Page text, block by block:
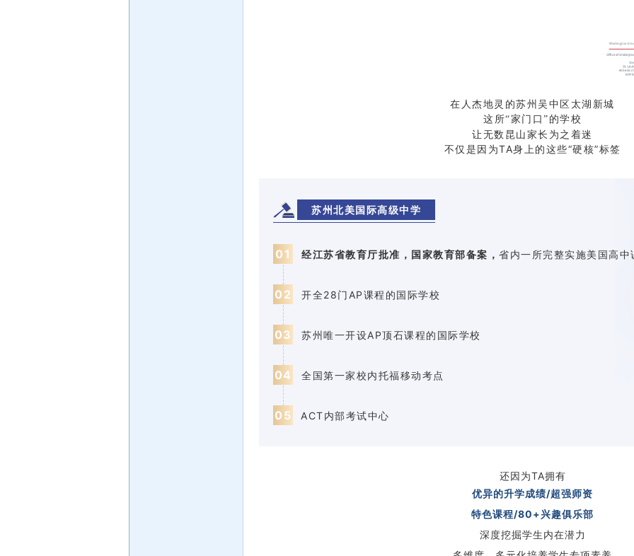
在人杰地灵的苏州吴中区太湖新城
这所“家门口”的学校
让无数昆山家长为之着迷
不仅是因为TA身上的这些“硬核”标签
苏州北美国际高级中学
0 1 经江苏省教育厅批准，国家教育部备案， 省内一所完整实施美国高
0 2 开全28门AP课程的国际学校
03 苏州唯一开设AP顶石课程的国际学校
04 全国第一家校内托福移动考点
0 5 ACT内部考试中心
还因为TA拥有
优异的升学成绩/超强师资
特色课程/80+兴趣俱乐部
深度挖掘学生内在潜力